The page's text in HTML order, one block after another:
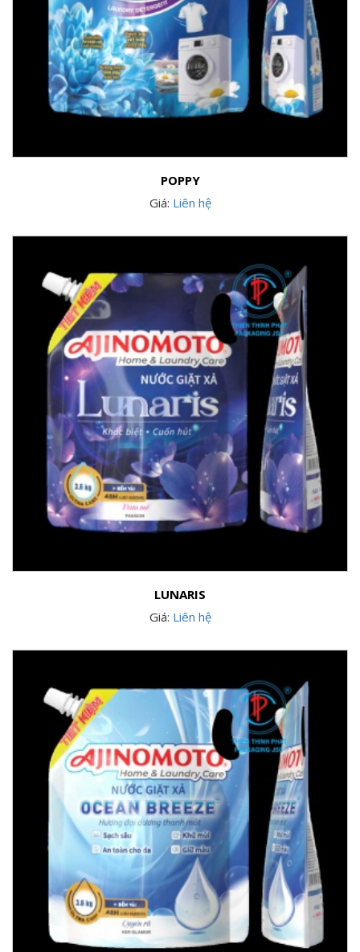
POPPY
Giá: Liên hệ
LUNARIS
Giá: Liên hệ